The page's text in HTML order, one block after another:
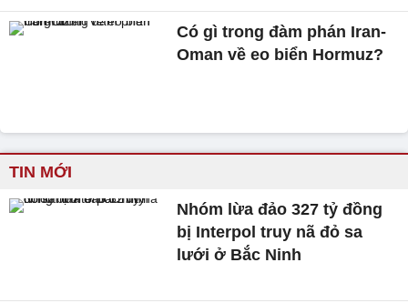
Có gì trong đàm phán Iran-
Oman về eo biển Hormuz?
TIN MỚI
Nhóm lừa đảo 327 tỷ đồng
bị Interpol truy nã đỏ sa
lưới ở Bắc Ninh